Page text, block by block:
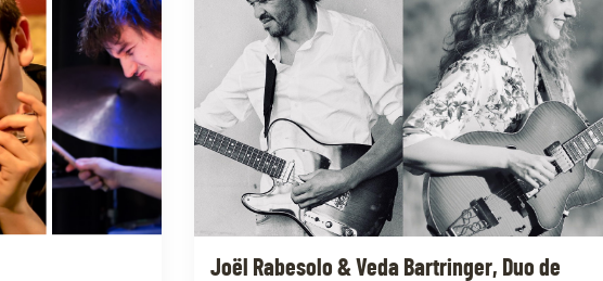
Joël Rabesolo & Veda Bartringer, Duo de